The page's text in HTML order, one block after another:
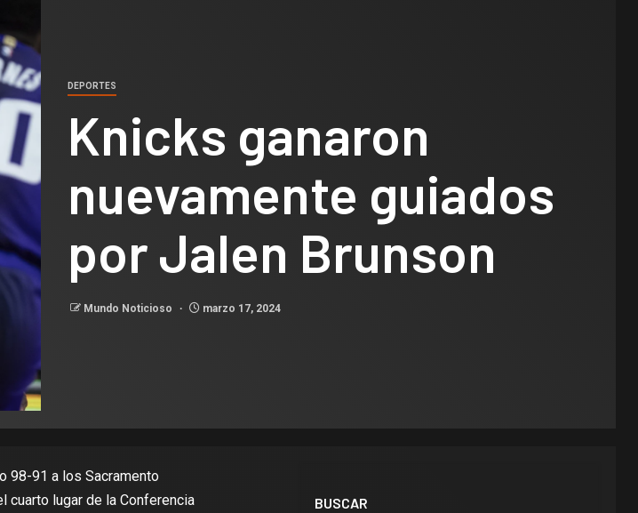
DEPORTES
Knicks ganaron
nuevamente guiados
por Jalen Brunson
Mundo Noticioso marzo 17, 2024
98-91 a los Sacramento
cuarto lugar de la Conferencia
BUSCAR